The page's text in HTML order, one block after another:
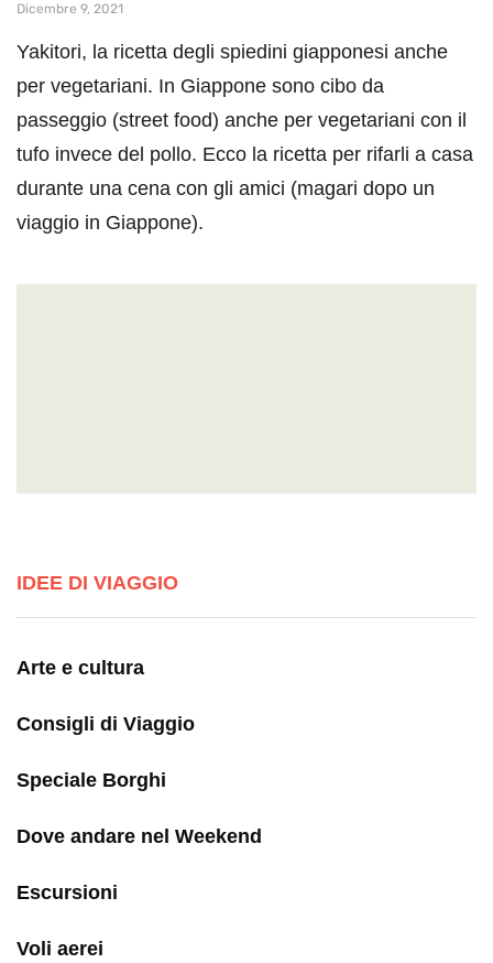
Dicembre 9, 2021
Yakitori, la ricetta degli spiedini giapponesi anche
per vegetariani. In Giappone sono cibo da
passeggio (street food) anche per vegetariani con il
tufo invece del pollo. Ecco la ricetta per rifarli a casa
durante una cena con gli amici (magari dopo un
viaggio in Giappone).
IDEE DI VIAGGIO
Arte e cultura
Consigli di Viaggio
Speciale Borghi
Dove andare nel Weekend
Escursioni
Voli aerei